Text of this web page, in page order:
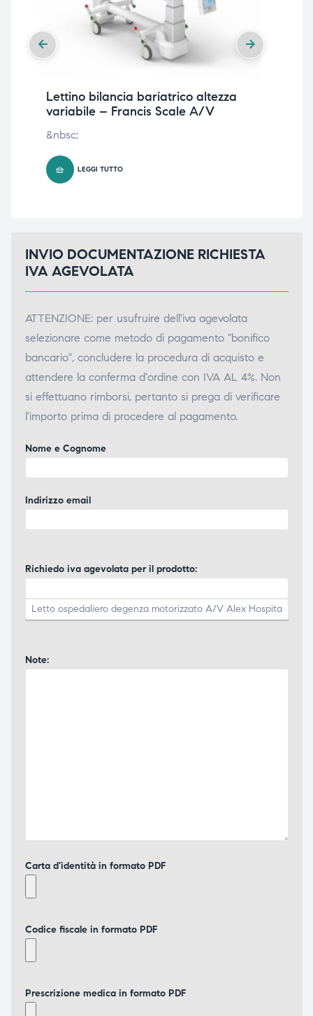
Lettino bilancia bariatrico altezza
variabile – Francis Scale A/V
&nbsc;
LEGGI TUTTO
INVIO DOCUMENTAZIONE RICHIESTA
IVA AGEVOLATA
ATTENZIONE: per usufruire dell'iva agevolata
selezionare come metodo di pagamento "bonifico
bancario", concludere la procedura di acquisto e
attendere la conferma d'ordine con IVA AL 4%. Non
si effettuano rimborsi, pertanto si prega di verificare
l'importo prima di procedere al pagamento.
Nome e Cognome
Indirizzo email
Richiedo iva agevolata per il prodotto:
Note:
Carta d'identità in formato PDF
Codice fiscale in formato PDF
Prescrizione medica in formato PDF